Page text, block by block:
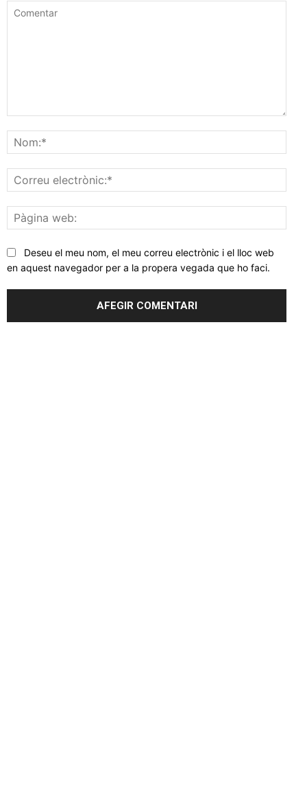
web:
Deseu el meu nom, el meu correu electrònic i el lloc web
en aquest navegador per a la propera vegada que ho faci.